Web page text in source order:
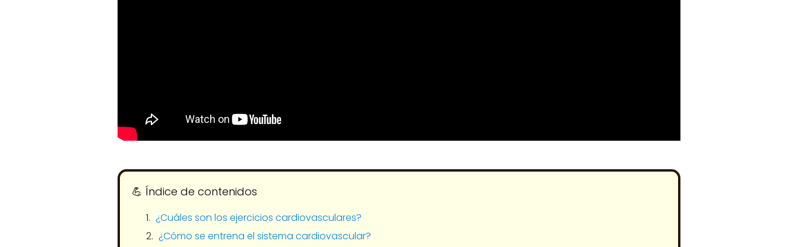
💪​ Índice de contenidos
¿Cuáles son los ejercicios cardiovasculares?
¿Cómo se entrena el sistema cardiovascular?